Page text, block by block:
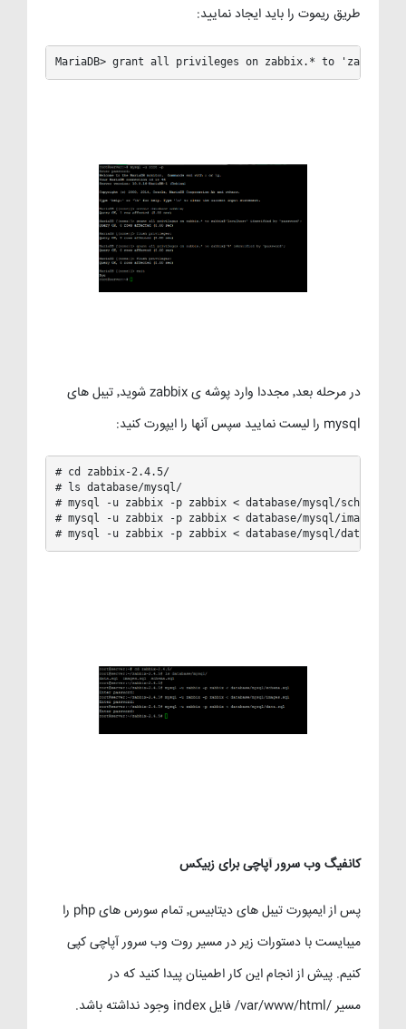
طریق ریموت را باید ایجاد نمایید:
MariaDB> grant all privileges on zabbix.* to
در مرحله بعد٬ مجددا وارد پوشه ی zabbix شوید٬ تیبل های
mysql را لیست نمایید سپس آنها را ایپورت کنید:
# cd zabbix-2.4.5/
# ls database/mysql/
# mysql -u zabbix -p zabbix < database/mysql/schema.sql
# mysql -u zabbix -p zabbix < database/mysql/images.sql
# mysql -u zabbix -p zabbix < database/mysql/data.sql
کانفیگ وب سرور آپاچی برای زبیکس
پس از ایمپورت تیبل های دیتابیس٬ تمام سورس های php را
میبایست با دستورات زیر در مسیر روت وب سرور آپاچی کپی
کنیم. پیش از انجام این کار اطمینان پیدا کنید که در
مسیر /var/www/html/ فایل index وجود نداشته باشد.